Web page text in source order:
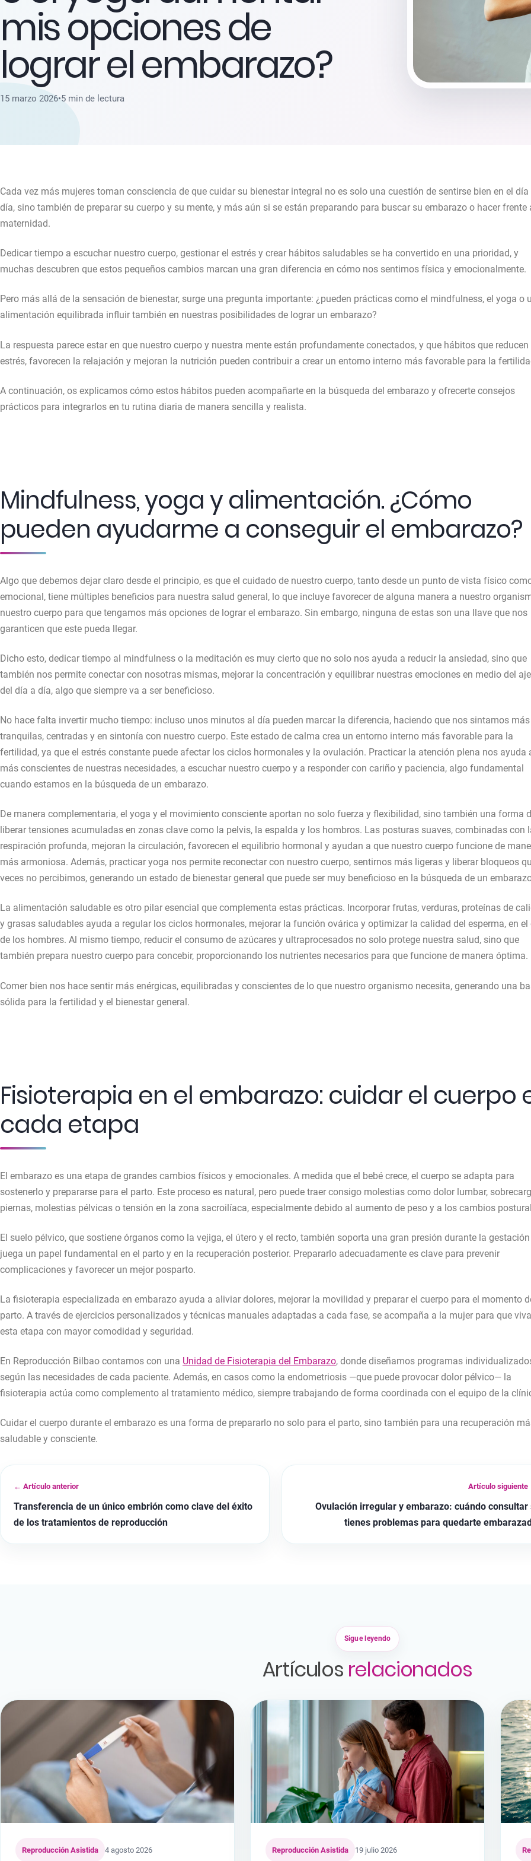
mis opciones de
lograr el embarazo?
15 marzo 2026•5 min de lectura
Cada vez más mujeres toman consciencia de que cuidar su bienestar integral no es solo una cuestión de sentirse bien en el día
día, sino también de preparar su cuerpo y su mente, y más aún si se están preparando para buscar su embarazo o hacer frente
maternidad.
Dedicar tiempo a escuchar nuestro cuerpo, gestionar el estrés y crear hábitos saludables se ha convertido en una prioridad, y
muchas descubren que estos pequeños cambios marcan una gran diferencia en cómo nos sentimos física y emocionalmente.
Pero más allá de la sensación de bienestar, surge una pregunta importante: ¿pueden prácticas como el mindfulness, el yoga o
alimentación equilibrada influir también en nuestras posibilidades de lograr un embarazo?
La respuesta parece estar en que nuestro cuerpo y nuestra mente están profundamente conectados, y que hábitos que reducen
estrés, favorecen la relajación y mejoran la nutrición pueden contribuir a crear un entorno interno más favorable para la
A continuación, os explicamos cómo estos hábitos pueden acompañarte en la búsqueda del embarazo y ofrecerte consejos
prácticos para integrarlos en tu rutina diaria de manera sencilla y realista.
Mindfulness, yoga y alimentación. ¿Cómo
pueden ayudarme a conseguir el embarazo?
Algo que debemos dejar claro desde el principio, es que el cuidado de nuestro cuerpo, tanto desde un punto de vista físico
emocional, tiene múltiples beneficios para nuestra salud general, lo que incluye favorecer de alguna manera a nuestro
nuestro cuerpo para que tengamos más opciones de lograr el embarazo. Sin embargo, ninguna de estas son una llave que nos
garanticen que este pueda llegar.
Dicho esto, dedicar tiempo al mindfulness o la meditación es muy cierto que no solo nos ayuda a reducir la ansiedad, sino que
también nos permite conectar con nosotras mismas, mejorar la concentración y equilibrar nuestras emociones en medio del
del día a día, algo que siempre va a ser beneficioso.
No hace falta invertir mucho tiempo: incluso unos minutos al día pueden marcar la diferencia, haciendo que nos sintamos más
tranquilas, centradas y en sintonía con nuestro cuerpo. Este estado de calma crea un entorno interno más favorable para la
fertilidad, ya que el estrés constante puede afectar los ciclos hormonales y la ovulación. Practicar la atención plena nos ayuda
más conscientes de nuestras necesidades, a escuchar nuestro cuerpo y a responder con cariño y paciencia, algo fundamental
cuando estamos en la búsqueda de un embarazo.
De manera complementaria, el yoga y el movimiento consciente aportan no solo fuerza y flexibilidad, sino también una forma
liberar tensiones acumuladas en zonas clave como la pelvis, la espalda y los hombros. Las posturas suaves, combinadas con
respiración profunda, mejoran la circulación, favorecen el equilibrio hormonal y ayudan a que nuestro cuerpo funcione de
más armoniosa. Además, practicar yoga nos permite reconectar con nuestro cuerpo, sentirnos más ligeras y liberar bloqueos
veces no percibimos, generando un estado de bienestar general que puede ser muy beneficioso en la búsqueda de un
La alimentación saludable es otro pilar esencial que complementa estas prácticas. Incorporar frutas, verduras, proteínas de
y grasas saludables ayuda a regular los ciclos hormonales, mejorar la función ovárica y optimizar la calidad del esperma, en el
de los hombres. Al mismo tiempo, reducir el consumo de azúcares y ultraprocesados no solo protege nuestra salud, sino que
también prepara nuestro cuerpo para concebir, proporcionando los nutrientes necesarios para que funcione de manera óptima.
Comer bien nos hace sentir más enérgicas, equilibradas y conscientes de lo que nuestro organismo necesita, generando una
sólida para la fertilidad y el bienestar general.
Fisioterapia en el embarazo: cuidar el cuerpo
cada etapa
El embarazo es una etapa de grandes cambios físicos y emocionales. A medida que el bebé crece, el cuerpo se adapta para
sostenerlo y prepararse para el parto. Este proceso es natural, pero puede traer consigo molestias como dolor lumbar,
piernas, molestias pélvicas o tensión en la zona sacroilíaca, especialmente debido al aumento de peso y a los cambios
El suelo pélvico, que sostiene órganos como la vejiga, el útero y el recto, también soporta una gran presión durante la
juega un papel fundamental en el parto y en la recuperación posterior. Prepararlo adecuadamente es clave para prevenir
complicaciones y favorecer un mejor posparto.
La fisioterapia especializada en embarazo ayuda a aliviar dolores, mejorar la movilidad y preparar el cuerpo para el momento
parto. A través de ejercicios personalizados y técnicas manuales adaptadas a cada fase, se acompaña a la mujer para que viva
esta etapa con mayor comodidad y seguridad.
En Reproducción Bilbao contamos con una Unidad de Fisioterapia del Embarazo , donde diseñamos programas
según las necesidades de cada paciente. Además, en casos como la endometriosis —que puede provocar dolor pélvico— la
fisioterapia actúa como complemento al tratamiento médico, siempre trabajando de forma coordinada con el equipo de la
Cuidar el cuerpo durante el embarazo es una forma de prepararlo no solo para el parto, sino también para una recuperación
saludable y consciente.
← Artículo anterior
Transferencia de un único embrión como clave del éxito
de los tratamientos de reproducción
Artículo siguiente
Ovulación irregular y embarazo: cuándo consultar
tienes problemas para quedarte
Sigue leyendo
Artículos relacionados
Reproducción Asistida 4 agosto 2026 Reproducción Asistida 19 julio 2026